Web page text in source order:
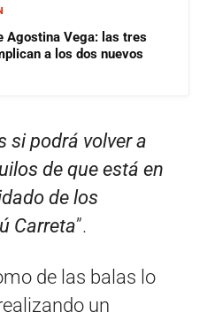
Agostina Vega: las tres
a los dos nuevos
si podrá volver a
de que está en
de los
Carreta”.
de las balas lo
un